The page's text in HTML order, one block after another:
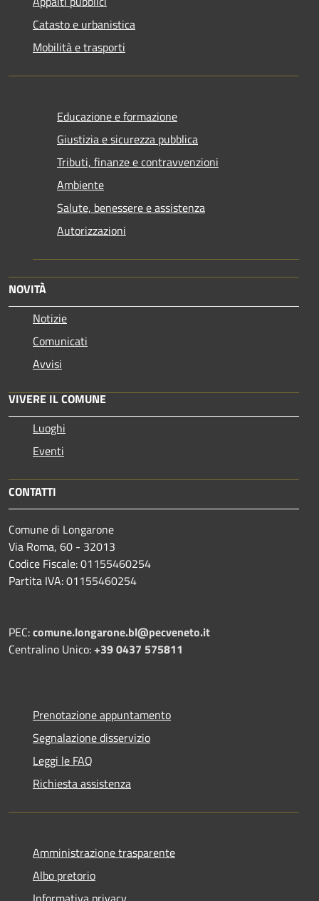
Catasto e urbanistica
Mobilità e trasporti
Educazione e formazione
Giustizia e sicurezza pubblica
Tributi, finanze e contravvenzioni
Ambiente
Salute, benessere e assistenza
Autorizzazioni
NOVITÀ
Notizie
Comunicati
Avvisi
VIVERE IL COMUNE
Luoghi
Eventi
CONTATTI
Comune di Longarone
Via Roma, 60 - 32013
Codice Fiscale: 01155460254
Partita IVA: 01155460254
PEC:comune.longarone.bl@pecveneto.it
Centralino Unico:+39 0437 575811
Prenotazione appuntamento
Segnalazione disservizio
Leggi le FAQ
Richiesta assistenza
Amministrazione trasparente
Albo pretorio